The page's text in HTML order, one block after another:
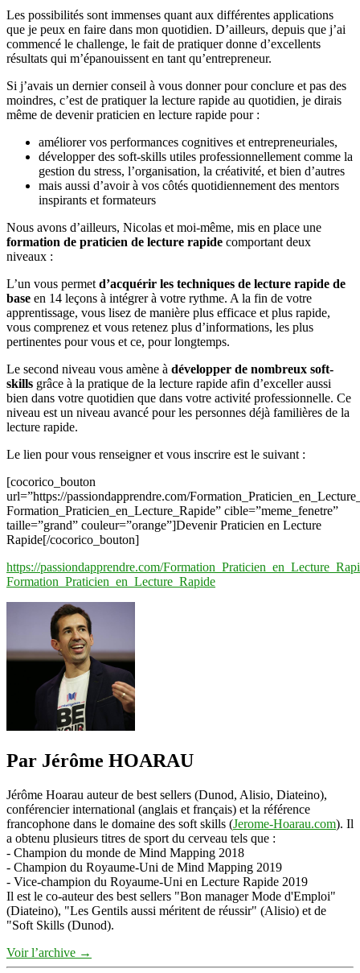
Les possibilités sont immenses quant aux différentes applications
que je peux en faire dans mon quotidien. D’ailleurs, depuis que j’ai
commencé le challenge, le fait de pratiquer donne d’excellents
résultats qui m’épanouissent en tant qu’entrepreneur.
Si j’avais un dernier conseil à vous donner pour conclure et pas des
moindres, c’est de pratiquer la lecture rapide au quotidien, je dirais
même de devenir praticien en lecture rapide pour :
améliorer vos performances cognitives et entrepreneuriales,
développer des soft-skills utiles professionnellement comme la
gestion du stress, l’organisation, la créativité, et bien d’autres
mais aussi d’avoir à vos côtés quotidiennement des mentors
inspirants et formateurs
Nous avons d’ailleurs, Nicolas et moi-même, mis en place une
formation de praticien de lecture rapide comportant deux
niveaux :
L’un vous permet d’acquérir les techniques de lecture rapide de
base en 14 leçons à intégrer à votre rythme. A la fin de votre
apprentissage, vous lisez de manière plus efficace et plus rapide,
vous comprenez et vous retenez plus d’informations, les plus
pertinentes pour vous et ce, pour longtemps.
Le second niveau vous amène à développer de nombreux soft-
skills grâce à la pratique de la lecture rapide afin d’exceller aussi
bien dans votre quotidien que dans votre activité professionnelle. Ce
niveau est un niveau avancé pour les personnes déjà familières de la
lecture rapide.
Le lien pour vous renseigner et vous inscrire est le suivant :
[cocorico_bouton
url=”https://passiondapprendre.com/
Formation_Praticien_en_Lecture_Rapide” cible=”meme_fenetre”
taille=”grand” couleur=”orange”]Devenir Praticien en Lecture
Rapide[/cocorico_bouton]
https://passiondapprendre.com/
Formation_Praticien_en_Lecture_Rapide
Par Jérôme HOARAU
Jérôme Hoarau auteur de best sellers (Dunod, Alisio, Diateino),
conférencier international (anglais et français) et la référence
francophone dans le domaine des soft skills (Jerome-Hoarau.com). Il
a obtenu plusieurs titres de sport du cerveau tels que :
- Champion du monde de Mind Mapping 2018
- Champion du Royaume-Uni de Mind Mapping 2019
- Vice-champion du Royaume-Uni en Lecture Rapide 2019
Il est le co-auteur des best sellers "Bon manager Mode d'Emploi"
(Diateino), "Les Gentils aussi méritent de réussir" (Alisio) et de
"Soft Skills (Dunod).
Voir l’archive →